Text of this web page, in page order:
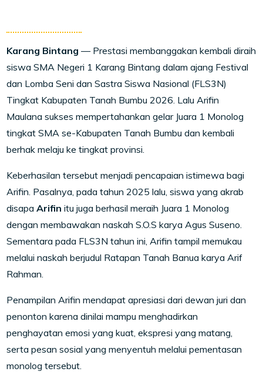
Karang Bintang — Prestasi membanggakan kembali diraih
siswa SMA Negeri 1 Karang Bintang dalam ajang Festival
dan Lomba Seni dan Sastra Siswa Nasional (FLS3N)
Tingkat Kabupaten Tanah Bumbu 2026. Lalu Arifin
Maulana sukses mempertahankan gelar Juara 1 Monolog
tingkat SMA se-Kabupaten Tanah Bumbu dan kembali
berhak melaju ke tingkat provinsi.
Keberhasilan tersebut menjadi pencapaian istimewa bagi
Arifin. Pasalnya, pada tahun 2025 lalu, siswa yang akrab
disapaArifin itu juga berhasil meraih Juara 1 Monolog
dengan membawakan naskahS.O.S karya Agus Suseno.
Sementara pada FLS3N tahun ini, Arifin tampil memukau
melalui naskah berjudul Ratapan Tanah Banua karya Arif
Rahman.
Penampilan Arifin mendapat apresiasi dari dewan juri dan
penonton karena dinilai mampu menghadirkan
penghayatan emosi yang kuat, ekspresi yang matang,
serta pesan sosial yang menyentuh melalui pementasan
monolog tersebut.